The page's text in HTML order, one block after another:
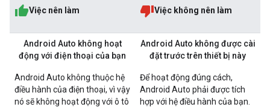
Việc nên làm Việc không nên làm
Android Auto không hoạt
động với điện thoại của bạn
Android Auto không thuộc hệ
điều hành của điện thoại, vì vậy
nó sẽ không hoạt động với ô tô
Android Auto không được cài
đặt trước trên thiết bị này
Để hoạt động đúng cách,
Android Auto phải được tích
hợp với hệ điều hành của bạn.